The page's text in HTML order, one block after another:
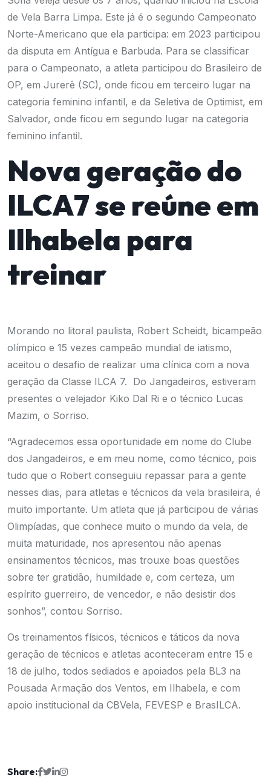
de Vela Barra Limpa. Este já é o segundo Campeonato
Norte-Americano que ela participa: em 2023 participou
da disputa em Antígua e Barbuda. Para se classificar
para o Campeonato, a atleta participou do Brasileiro de
OP, em Jurerê (SC), onde ficou em terceiro lugar na
categoria feminino infantil, e da Seletiva de Optimist, em
Salvador, onde ficou em segundo lugar na categoria
feminino infantil.
Nova geração do
ILCA7 se reúne em
Ilhabela para
treinar
Morando no litoral paulista, Robert Scheidt, bicampeão
olímpico e 15 vezes campeão mundial de iatismo,
aceitou o desafio de realizar uma clínica com a nova
geração da Classe ILCA 7. Do Jangadeiros, estiveram
presentes o velejador Kiko Dal Ri e o técnico Lucas
Mazim, o Sorriso.
“Agradecemos essa oportunidade em nome do Clube
dos Jangadeiros, e em meu nome, como técnico, pois
tudo que o Robert conseguiu repassar para a gente
nesses dias, para atletas e técnicos da vela brasileira, é
muito importante. Um atleta que já participou de várias
Olimpíadas, que conhece muito o mundo da vela, de
muita maturidade, nos apresentou não apenas
ensinamentos técnicos, mas trouxe boas questões
sobre ter gratidão, humildade e, com certeza, um
espírito guerreiro, de vencedor, e não desistir dos
sonhos”, contou Sorriso.
Os treinamentos físicos, técnicos e táticos da nova
geração de técnicos e atletas aconteceram entre 15 e
18 de julho, todos sediados e apoiados pela BL3 na
Pousada Armação dos Ventos, em Ilhabela, e com
apoio institucional da CBVela, FEVESP e BrasILCA.
Share: